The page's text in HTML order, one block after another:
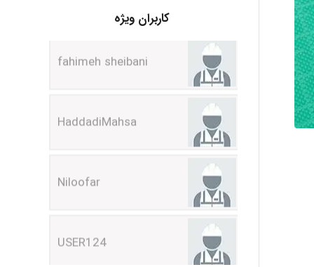
کاربران ویژه
HaddadiMahsa
Niloofar
USER124
malekf